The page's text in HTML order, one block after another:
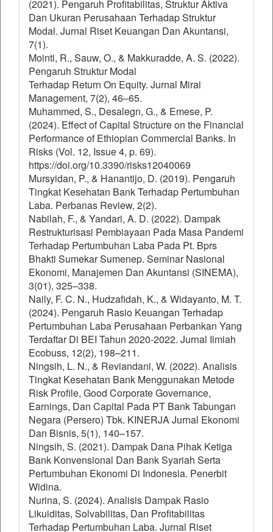
(2021). Pengaruh Profitabilitas, Struktur Aktiva
Dan Ukuran Perusahaan Terhadap Struktur
Modal. Jurnal Riset Keuangan Dan Akuntansi,
7(1).
Mointi, R., Sauw, O., & Makkuradde, A. S. (2022).
Pengaruh Struktur Modal
Terhadap Return On Equity. Jurnal Mirai
Management, 7(2), 46–65.
Muhammed, S., Desalegn, G., & Emese, P.
(2024). Effect of Capital Structure on the Financial
Performance of Ethiopian Commercial Banks. In
Risks (Vol. 12, Issue 4, p. 69).
https://doi.org/10.3390/risks12040069
Mursyidan, P., & Hanantijo, D. (2019). Pengaruh
Tingkat Kesehatan Bank Terhadap Pertumbuhan
Laba. Perbanas Review, 2(2).
Nabilah, F., & Yandari, A. D. (2022). Dampak
Restrukturisasi Pembiayaan Pada Masa Pandemi
Terhadap Pertumbuhan Laba Pada Pt. Bprs
Bhakti Sumekar Sumenep. Seminar Nasional
Ekonomi, Manajemen Dan Akuntansi (SINEMA),
3(01), 325–338.
Naily, F. C. N., Hudzafidah, K., & Widayanto, M. T.
(2024). Pengaruh Rasio Keuangan Terhadap
Pertumbuhan Laba Perusahaan Perbankan Yang
Terdaftar Di BEI Tahun 2020-2022. Jurnal Ilmiah
Ecobuss, 12(2), 198–211.
Ningsih, L. N., & Reviandani, W. (2022). Analisis
Tingkat Kesehatan Bank Menggunakan Metode
Risk Profile, Good Corporate Governance,
Earnings, Dan Capital Pada PT Bank Tabungan
Negara (Persero) Tbk. KINERJA Jurnal Ekonomi
Dan Bisnis, 5(1), 140–157.
Ningsih, S. (2021). Dampak Dana Pihak Ketiga
Bank Konvensional Dan Bank Syariah Serta
Pertumbuhan Ekonomi Di Indonesia. Penerbit
Widina.
Nurina, S. (2024). Analisis Dampak Rasio
Likuiditas, Solvabilitas, Dan Profitabilitas
Terhadap Pertumbuhan Laba. Jurnal Riset